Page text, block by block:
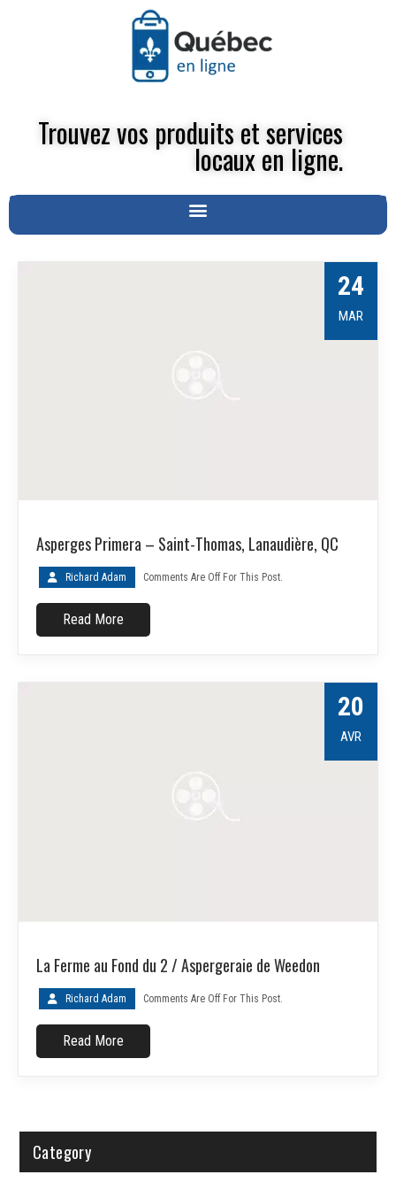
Trouvez vos produits et services
locaux en ligne.
24
MAR
Asperges Primera – Saint-Thomas, Lanaudière, QC
Richard Adam Comments Are Off For This Post.
Read More
20
AVR
La Ferme au Fond du 2 / Aspergeraie de Weedon
Richard Adam Comments Are Off For This Post.
Read More
Category